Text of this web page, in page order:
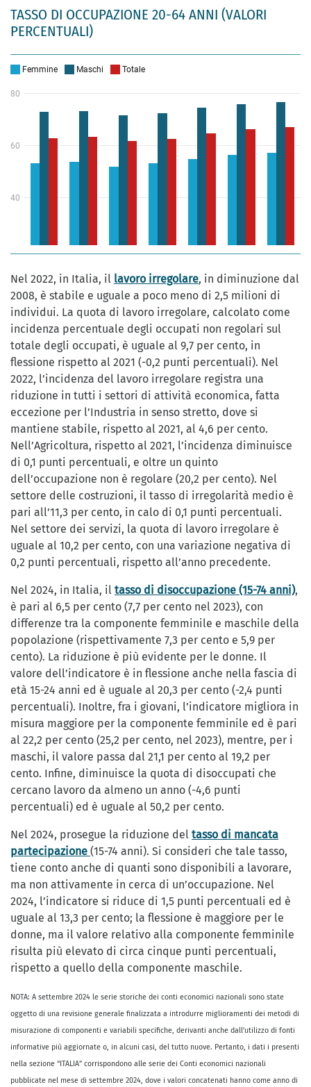
TASSO DI OCCUPAZIONE 20-64 ANNI (VALORI
PERCENTUALI)
Nel 2022, in Italia, il lavoro irregolare, in diminuzione dal
2008, è stabile e uguale a poco meno di 2,5 milioni di
individui. La quota di lavoro irregolare, calcolato come
incidenza percentuale degli occupati non regolari sul
totale degli occupati, è uguale al 9,7 per cento, in
flessione rispetto al 2021 (-0,2 punti percentuali). Nel
2022, l’incidenza del lavoro irregolare registra una
riduzione in tutti i settori di attività economica, fatta
eccezione per l’Industria in senso stretto, dove si
mantiene stabile, rispetto al 2021, al 4,6 per cento.
Nell’Agricoltura, rispetto al 2021, l’incidenza diminuisce
di 0,1 punti percentuali, e oltre un quinto
dell’occupazione non è regolare (20,2 per cento). Nel
settore delle costruzioni, il tasso di irregolarità medio è
pari all’11,3 per cento, in calo di 0,1 punti percentuali.
Nel settore dei servizi, la quota di lavoro irregolare è
uguale al 10,2 per cento, con una variazione negativa di
0,2 punti percentuali, rispetto all’anno precedente.
Nel 2024, in Italia, il tasso di disoccupazione (15-74 anni),
è pari al 6,5 per cento (7,7 per cento nel 2023), con
differenze tra la componente femminile e maschile della
popolazione (rispettivamente 7,3 per cento e 5,9 per
cento). La riduzione è più evidente per le donne. Il
valore dell’indicatore è in flessione anche nella fascia di
età 15-24 anni ed è uguale al 20,3 per cento (-2,4 punti
percentuali). Inoltre, fra i giovani, l’indicatore migliora in
misura maggiore per la componente femminile ed è pari
al 22,2 per cento (25,2 per cento, nel 2023), mentre, per i
maschi, il valore passa dal 21,1 per cento al 19,2 per
cento. Infine, diminuisce la quota di disoccupati che
cercano lavoro da almeno un anno (-4,6 punti
percentuali) ed è uguale al 50,2 per cento.
Nel 2024, prosegue la riduzione del tasso di mancata
partecipazione (15-74 anni). Si consideri che tale tasso,
tiene conto anche di quanti sono disponibili a lavorare,
ma non attivamente in cerca di un’occupazione. Nel
2024, l’indicatore si riduce di 1,5 punti percentuali ed è
uguale al 13,3 per cento; la flessione è maggiore per le
donne, ma il valore relativo alla componente femminile
risulta più elevato di circa cinque punti percentuali,
rispetto a quello della componente maschile.
NOTA: A settembre 2024 le serie storiche dei conti economici nazionali sono state
oggetto di una revisione generale finalizzata a introdurre miglioramenti dei metodi di
misurazione di componenti e variabili specifiche, derivanti anche dall’utilizzo di fonti
informative più aggiornate o, in alcuni casi, del tutto nuove. Pertanto, i dati i presenti
nella sezione “ITALIA” corrispondono alle serie dei Conti economici nazionali
pubblicate nel mese di settembre 2024, dove i valori concatenati hanno come anno di